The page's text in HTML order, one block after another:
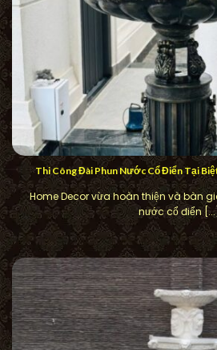
Thi Công Đài Phun Nước Cổ Điển Tại
Home Decor vừa hoàn thiện và bàn
nước cổ điển